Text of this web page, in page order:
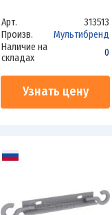
Арт.
313513
Произв.
Мультибренд
Наличие на
складах
0
Узнать цену